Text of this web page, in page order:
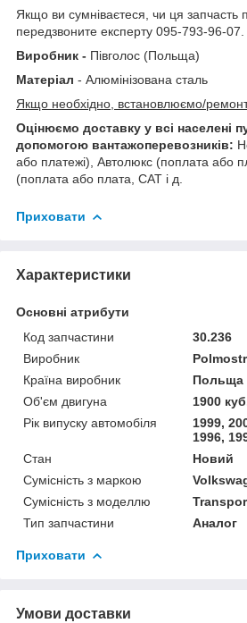
Якщо ви сумніваєтеся, чи ця запчасть
передзвоните експерту 095-793-96-07.
Виробник - Півголос (Польща)
Матеріал - Алюмінізована сталь
Якщо необхідно, встановлюємо/
Оцінюємо доставку у всі населені
допомогою вантажоперевозників:
або платежі), Автолюкс (поплата або
(поплата або плата, САТ і д.
Приховати
Характеристики
Основні атрибути
Код запчастини
30.236
Виробник
Країна виробник
Польща
Об'єм двигуна
1900
Рік випуску автомобіля
1999,
1996,
Стан
Новий
Сумісність з маркою
Сумісність з моделлю
Тип запчастини
Аналог
Приховати
Умови доставки